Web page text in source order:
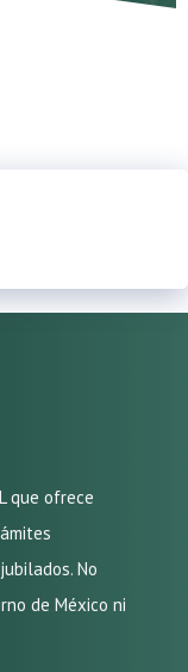
que ofrece
No
de México ni